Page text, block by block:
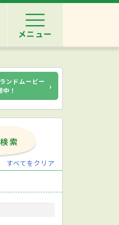
メニュー
ンドムービー
！
›
すべてをクリア